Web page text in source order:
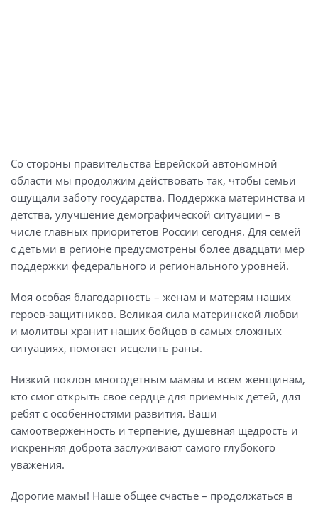
Со стороны правительства Еврейской автономной
области мы продолжим действовать так, чтобы семьи
ощущали заботу государства. Поддержка материнства и
детства, улучшение демографической ситуации – в
числе главных приоритетов России сегодня. Для семей
с детьми в регионе предусмотрены более двадцати мер
поддержки федерального и регионального уровней.
Моя особая благодарность – женам и матерям наших
героев-защитников. Великая сила материнской любви
и молитвы хранит наших бойцов в самых сложных
ситуациях, помогает исцелить раны.
Низкий поклон многодетным мамам и всем женщинам,
кто смог открыть свое сердце для приемных детей, для
ребят с особенностями развития. Ваши
самоотверженность и терпение, душевная щедрость и
искренняя доброта заслуживают самого глубокого
уважения.
Дорогие мамы! Наше общее счастье – продолжаться в